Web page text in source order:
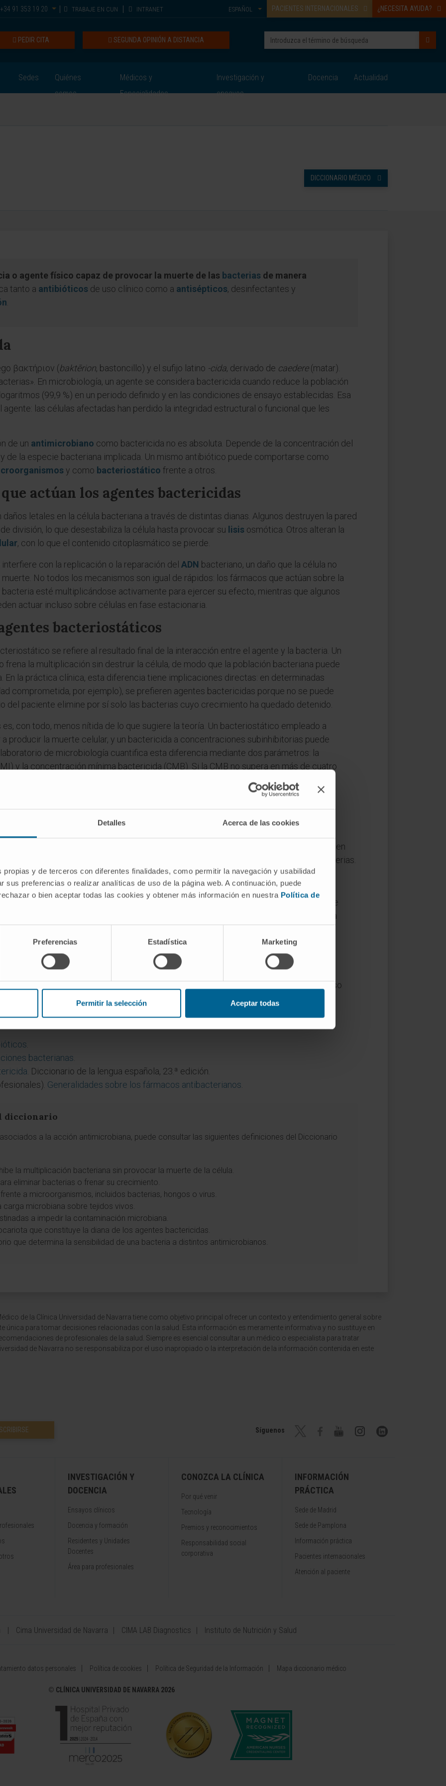
Detalles Acerca de las cookies
propias y de terceros con diferentes finalidades, como permitir la navegación y usabilidad
sus preferencias o realizar analíticas de uso de la página web. A continuación, puede
o bien aceptar todas las cookies y obtener más información en nuestra Política de
Preferencias Estadística Marketing
Permitir la selección Aceptar todas
+34 91 353 19 20 TRABAJE EN CUN INTRANET PACIENTES INTERNACIONALES ¿NECESITA AYUDA?
ESPAÑOL
SEGUNDA OPINIÓN A DISTANCIA
PEDIR CITA
Sedes
Quiénes
somos
Médicos y
Especialidades
Investigación y
ensayos
Docencia Actualidad
DICCIONARIO MÉDICO
o agente físico capaz de provocar la muerte de las bacterias de manera
tanto a antibióticos de uso clínico como a antisépticos, desinfectantes y
βακτήριον (baktērion, bastoncillo) y el sufijo latino -cida, derivado de caedere(matar).
En microbiología, un agente se considera bactericida cuando reduce la población
(99,9 %) en un periodo definido y en las condiciones de ensayo establecidas. Esa
las células afectadas han perdido la integridad estructural o funcional que les
de un antimicrobiano como bactericida no es absoluta. Depende de la concentración del
de la especie bacteriana implicada. Un mismo antibiótico puede comportarse como
y como bacteriostático frente a otros.
actúan los agentes bactericidas
letales en la célula bacteriana a través de distintas dianas. Algunos destruyen la pared
división, lo que desestabiliza la célula hasta provocar su lisis osmótica. Otros alteran la
, con lo que el contenido citoplasmático se pierde.
con la replicación o la reparación del ADN bacteriano, un daño que la célula no
No todos los mecanismos son igual de rápidos: los fármacos que actúan sobre la
esté multiplicándose activamente para ejercer su efecto, mientras que algunos
actuar incluso sobre células en fase estacionaria.
bacteriostáticos
se refiere al resultado final de la interacción entre el agente y la bacteria. Un
la multiplicación sin destruir la célula, de modo que la población bacteriana puede
En la práctica clínica, esta diferencia tiene implicaciones directas: en determinadas
comprometida, por ejemplo), se prefieren agentes bactericidas porque no se puede
del paciente elimine por sí solo las bacterias cuyo crecimiento ha quedado detenido.
con todo, menos nítida de lo que sugiere la teoría. Un bacteriostático empleado a
producir la muerte celular, y un bactericida a concentraciones subinhibitorias puede
de microbiología cuantifica esta diferencia mediante dos parámetros: la
y la concentración mínima bactericida (CMB). Si la CMB no supera en más de cuatro
es bactericida frente a esa cepa concreta.
bactericida?
, matar. Su sentido literal es «que mata bastoncillos», en
atribuyó en 1838 a los primeros organismos microscópicos descritos como bacterias.
bactericida?
y bacteriostáticos según su efecto predominante. Y esa clasificación puede
la concentración alcanzada en el foco de
y el estado metabólico de la
bactericida y desinfectante?
bactericida si elimina bacterias de superficies u objetos inanimados. El término
bacteriana); desinfectante,
y antibiótico describen el contexto de uso
bacterianas
. Diccionario de la lengua española, 23.ª edición.
Generalidades sobre los fármacos antibacterianos
diccionario
a la acción antimicrobiana, puede consultar las siguientes definiciones del Diccionario
la multiplicación bacteriana sin provocar la muerte de la célula.
eliminar bacterias o frenar su crecimiento.
a microorganismos, incluidos bacterias, hongos o virus.
carga microbiana sobre tejidos vivos.
a impedir la contaminación microbiana.
que constituye la diana de los agentes bactericidas.
que determina la sensibilidad de una bacteria a distintos antimicrobianos.
de la Clínica Universidad de Navarra tiene como objetivo principal ofrecer un contexto y entendimiento general sobre
única para tomar decisiones relacionadas con la salud. Esta información es meramente informativa y no sustituye en
de profesionales de la salud. Siempre es esencial consultar a un médico o especialista para tratar
de Navarra no se responsabiliza por el uso inapropiado o la interpretación de la información contenida en este
Síguenos
INVESTIGACIÓN Y
DOCENCIA
Ensayos clínicos
Docencia y formación
Residentes y Unidades
Docentes
Área para profesionales
CONOZCA LA CLÍNICA
Por qué venir
Tecnología
Premios y reconocimientos
Responsabilidad social
corporativa
INFORMACIÓN
PRÁCTICA
Sede de Madrid
Sede de Pamplona
Información práctica
Pacientes internacionales
Atención al paciente
Cima Universidad de Navarra CIMA LAB Diagnostics Instituto de Nutrición y Salud
datos personales Política de cookies Política de Seguridad de la Información Mapa diccionario médico
© CLÍNICA UNIVERSIDAD DE NAVARRA 2026